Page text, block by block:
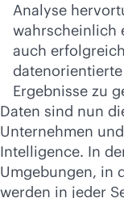
Analyse
wahrscheinlich
auch
Ergebnisse zu
Daten sind nun
Unternehmen
Intelligence. In
Umgebungen, in
werden in jeder